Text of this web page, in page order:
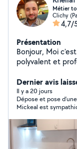
Métier
Clichy
4,7/
Présentation
Bonjour, Moi c'est Khellaf, votre voisin Bricoleur
polyvalent et
des projets
montage de
travaux
m'occupe de
N'hésitez pas à
Dernier avis
Il y a 20 jours
Dépose et pose
Mickeal est